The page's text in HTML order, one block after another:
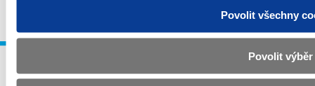
Povolit všechny
Povolit výběr
© Všechna práva vyhrazena. Ministerstvo financí České republiky 2024